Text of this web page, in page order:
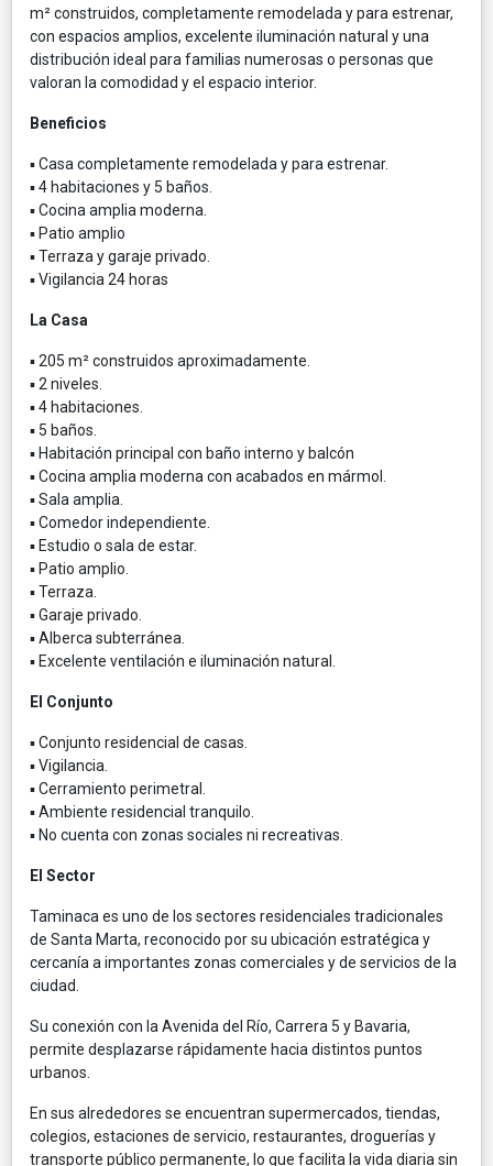
m² construidos, completamente remodelada y para estrenar,
con espacios amplios, excelente iluminación natural y una
distribución ideal para familias numerosas o personas que
valoran la comodidad y el espacio interior.
Beneficios
▪ Casa completamente remodelada y para estrenar.
▪ 4 habitaciones y 5 baños.
▪ Cocina amplia moderna.
▪ Patio amplio
▪ Terraza y garaje privado.
▪ Vigilancia 24 horas
La Casa
▪ 205 m² construidos aproximadamente.
▪ 2 niveles.
▪ 4 habitaciones.
▪ 5 baños.
▪ Habitación principal con baño interno y balcón
▪ Cocina amplia moderna con acabados en mármol.
▪ Sala amplia.
▪ Comedor independiente.
▪ Estudio o sala de estar.
▪ Patio amplio.
▪ Terraza.
▪ Garaje privado.
▪ Alberca subterránea.
▪ Excelente ventilación e iluminación natural.
El Conjunto
▪ Conjunto residencial de casas.
▪ Vigilancia.
▪ Cerramiento perimetral.
▪ Ambiente residencial tranquilo.
▪ No cuenta con zonas sociales ni recreativas.
El Sector
Taminaca es uno de los sectores residenciales tradicionales
de Santa Marta, reconocido por su ubicación estratégica y
cercanía a importantes zonas comerciales y de servicios de la
ciudad.
Su conexión con la Avenida del Río, Carrera 5 y Bavaria,
permite desplazarse rápidamente hacia distintos puntos
urbanos.
En sus alrededores se encuentran supermercados, tiendas,
colegios, estaciones de servicio, restaurantes, droguerías y
transporte público permanente, lo que facilita la vida diaria sin